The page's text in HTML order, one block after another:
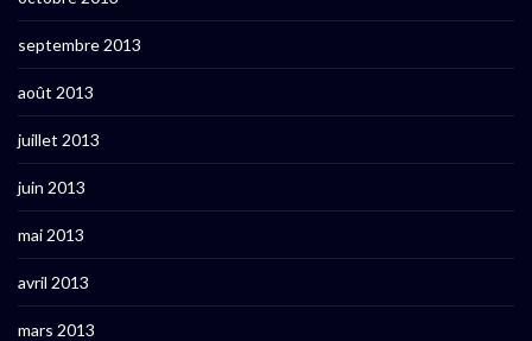
septembre 2013
août 2013
juillet 2013
juin 2013
mai 2013
avril 2013
mars 2013